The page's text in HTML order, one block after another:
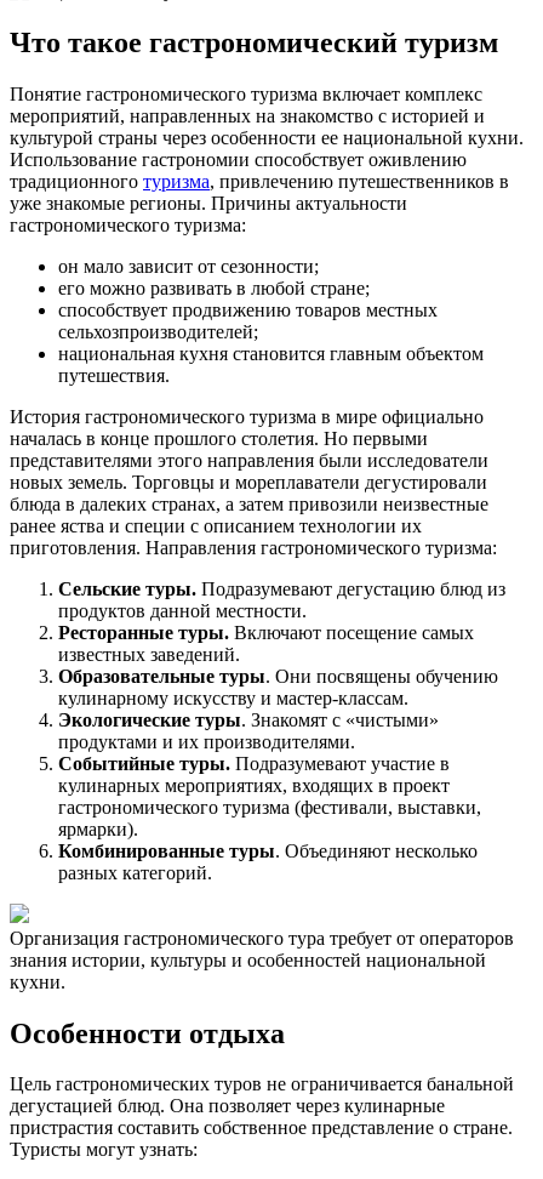
Что такое гастрономический туризм
Понятие гастрономического туризма включает комплекс
мероприятий, направленных на знакомство с историей и
культурой страны через особенности ее национальной кухни.
Использование гастрономии способствует оживлению
традиционного туризма, привлечению путешественников в
уже знакомые регионы. Причины актуальности
гастрономического туризма:
он мало зависит от сезонности;
его можно развивать в любой стране;
способствует продвижению товаров местных
сельхозпроизводителей;
национальная кухня становится главным объектом
путешествия.
История гастрономического туризма в мире официально
началась в конце прошлого столетия. Но первыми
представителями этого направления были исследователи
новых земель. Торговцы и мореплаватели дегустировали
блюда в далеких странах, а затем привозили неизвестные
ранее яства и специи с описанием технологии их
приготовления. Направления гастрономического туризма:
Сельские туры. Подразумевают дегустацию блюд из
продуктов данной местности.
Ресторанные туры. Включают посещение самых
известных заведений.
Образовательные туры. Они посвящены обучению
кулинарному искусству и мастер-классам.
Экологические туры. Знакомят с «чистыми»
продуктами и их производителями.
Событийные туры. Подразумевают участие в
кулинарных мероприятиях, входящих в проект
гастрономического туризма (фестивали, выставки,
ярмарки).
Комбинированные туры. Объединяют несколько
разных категорий.
Организация гастрономического тура требует от операторов
знания истории, культуры и особенностей национальной
кухни.
Особенности отдыха
Цель гастрономических туров не ограничивается банальной
дегустацией блюд. Она позволяет через кулинарные
пристрастия составить собственное представление о стране.
Туристы могут узнать: